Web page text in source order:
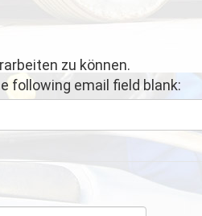
zu können.
following email field blank: